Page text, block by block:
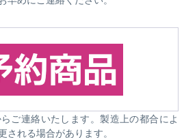
ご連絡いたします。製造上の都合によ
される場合があります。